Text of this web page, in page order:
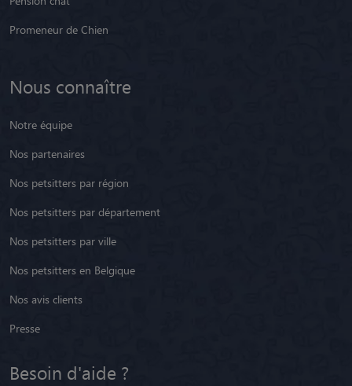
Promeneur de Chien
Nous connaître
Notre équipe
Nos partenaires
Nos petsitters par région
Nos petsitters par département
Nos petsitters par ville
Nos petsitters en Belgique
Nos avis clients
Presse
Besoin d'aide ?